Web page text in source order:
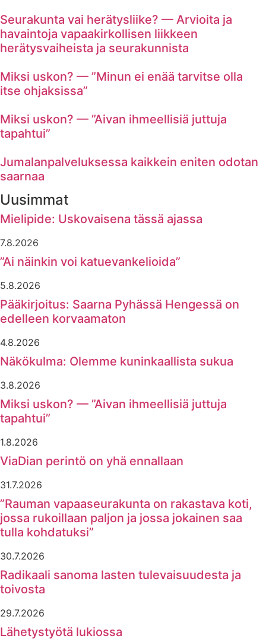
Seurakunta vai herätysliike? — Arvioita ja
havaintoja vapaakirkollisen liikkeen
herätysvaiheista ja seurakunnista
Miksi uskon? — ”Minun ei enää tarvitse olla
itse ohjaksissa”
Miksi uskon? — ”Aivan ihmeellisiä juttuja
tapahtui”
Jumalanpalveluksessa kaikkein eniten odotan
saarnaa
Uusimmat
Mielipide: Uskovaisena tässä ajassa
7.8.2026
”Ai näinkin voi katuevankelioida”
5.8.2026
Pääkirjoitus: Saarna Pyhässä Hengessä on
edelleen korvaamaton
4.8.2026
Näkökulma: Olemme kuninkaallista sukua
3.8.2026
Miksi uskon? — ”Aivan ihmeellisiä juttuja
tapahtui”
1.8.2026
ViaDian perintö on yhä ennallaan
31.7.2026
”Rauman vapaaseurakunta on rakastava koti,
jossa rukoillaan paljon ja jossa jokainen saa
tulla kohdatuksi”
30.7.2026
Radikaali sanoma lasten tulevaisuudesta ja
toivosta
29.7.2026
Lähetystyötä lukiossa